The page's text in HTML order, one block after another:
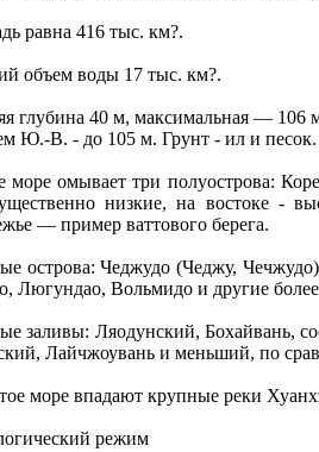
равна 416 тыс. км?.
объем воды 17 тыс. км?.
глубина 40 м, максимальная —
Ю.-В. - до 105 м. Грунт - ил и песок.
море омывает три пoлуострова:
низкие, на востоке -
— пример ваттового берега.
острова: Чеджудо (Чеджу,
Люгундао, Вольмидо и другие
заливы: Ляодунский, Бохайвань,
Лайчжоувань и меньший, пo
море впадают крупные реки
режим